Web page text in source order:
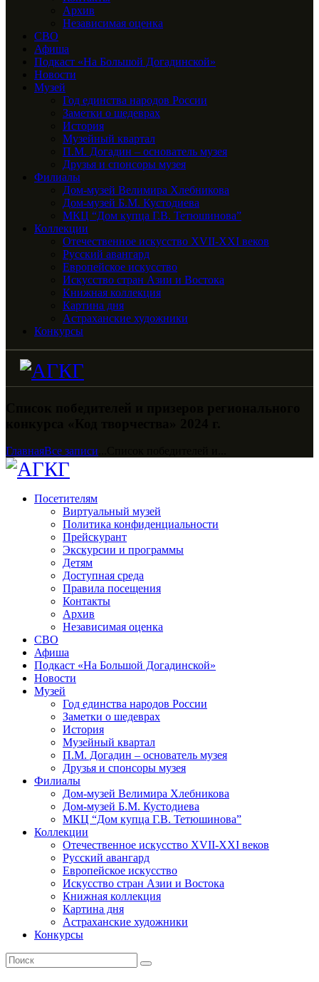
Архив
Независимая оценка
СВО
Афиша
Подкаст «На Большой Догадинской»
Новости
Музей
Год единства народов России
Заметки о шедеврах
История
Музейный квартал
П.М. Догадин – основатель музея
Друзья и спонсоры музея
Филиалы
Дом-музей Велимира Хлебникова
Дом-музей Б.М. Кустодиева
МКЦ “Дом купца Г.В. Тетюшинова”
Коллекции
Отечественное искусство XVII-XXI веков
Русский авангард
Европейское искусство
Искусство стран Азии и Востока
Книжная коллекция
Картина дня
Астраханские художники
Конкурсы
ГлавнаяВсе записи
Посетителям
Виртуальный музей
Политика конфиденциальности
Прейскурант
Экскурсии и программы
Детям
Доступная среда
Правила посещения
Контакты
Архив
Независимая оценка
СВО
Афиша
Подкаст «На Большой Догадинской»
Новости
Музей
Год единства народов России
Заметки о шедеврах
История
Музейный квартал
П.М. Догадин – основатель музея
Друзья и спонсоры музея
Филиалы
Дом-музей Велимира Хлебникова
Дом-музей Б.М. Кустодиева
МКЦ “Дом купца Г.В. Тетюшинова”
Коллекции
Отечественное искусство XVII-XXI веков
Русский авангард
Европейское искусство
Искусство стран Азии и Востока
Книжная коллекция
Картина дня
Астраханские художники
Конкурсы